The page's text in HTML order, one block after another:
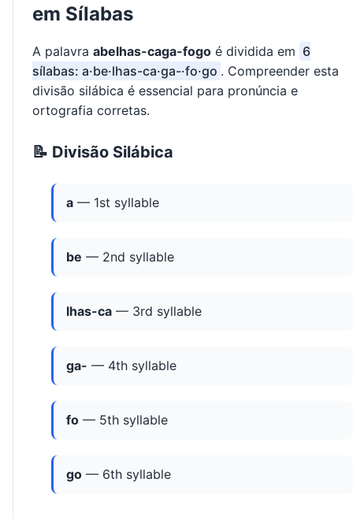
em Sílabas
A palavra abelhas-caga-fogo é dividida em 6
sílabas: a·be·lhas-ca·ga-·fo·go . Compreender esta
divisão silábica é essencial para pronúncia e
ortografia corretas.
📝 Divisão Silábica
a — 1st syllable
be — 2nd syllable
lhas-ca — 3rd syllable
ga- — 4th syllable
fo — 5th syllable
go — 6th syllable